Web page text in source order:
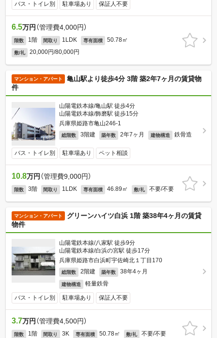
バス・トイレ別 駐車場あり 保証人不要
6.5万円 （管理費4,000円）
階数 1階 間取り 1LDK 専有面積 50.78㎡
敷/礼 20,000円/80,000円
マンション・アパート
亀山駅より徒歩4分 3階 築2年7ヶ月の賃貸物
件
山陽電鉄本線/亀山駅 徒歩4分
山陽電鉄本線/飾磨駅 徒歩15分
兵庫県姫路市亀山246-1
総階数 3階建 築年数 2年7ヶ月 建物構造 鉄骨造
バス・トイレ別 駐車場あり ペット相談
10.8万円 （管理費9,000円）
階数 3階 間取り 1LDK 専有面積 46.89㎡ 敷/礼 不要/不要
マンション・アパート
グリーンハイツ白浜 1階 築38年4ヶ月の賃貸
物件
山陽電鉄本線/八家駅 徒歩9分
山陽電鉄本線/白浜の宮駅 徒歩17分
兵庫県姫路市白浜町宇佐崎北１丁目170
総階数 2階建 築年数 38年4ヶ月
建物構造 軽量鉄骨
バス・トイレ別 駐車場あり 保証人不要
3.7万円 （管理費4,500円）
階数 1階 間取り 3K 専有面積 50.78㎡ 敷/礼 不要/不要